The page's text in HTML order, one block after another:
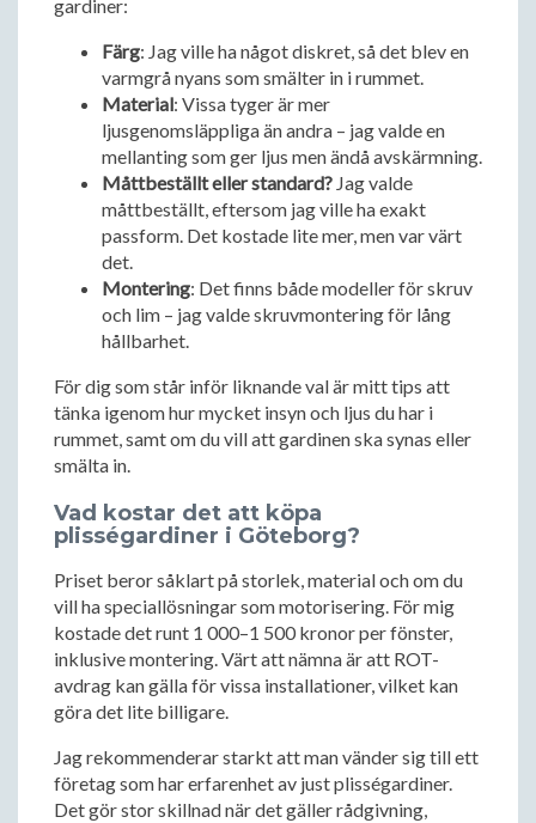
gardiner:
Färg: Jag ville ha något diskret, så det blev en
varmgrå nyans som smälter in i rummet.
Material: Vissa tyger är mer
ljusgenomsläppliga än andra – jag valde en
mellanting som ger ljus men ändå avskärmning.
Måttbeställt eller standard? Jag valde
måttbeställt, eftersom jag ville ha exakt
passform. Det kostade lite mer, men var värt
det.
Montering: Det finns både modeller för skruv
och lim – jag valde skruvmontering för lång
hållbarhet.
För dig som står inför liknande val är mitt tips att
tänka igenom hur mycket insyn och ljus du har i
rummet, samt om du vill att gardinen ska synas eller
smälta in.
Vad kostar det att köpa
plisségardiner i Göteborg?
Priset beror såklart på storlek, material och om du
vill ha speciallösningar som motorisering. För mig
kostade det runt 1 000–1 500 kronor per fönster,
inklusive montering. Värt att nämna är att ROT-
avdrag kan gälla för vissa installationer, vilket kan
göra det lite billigare.
Jag rekommenderar starkt att man vänder sig till ett
företag som har erfarenhet av just plisségardiner.
Det gör stor skillnad när det gäller rådgivning,